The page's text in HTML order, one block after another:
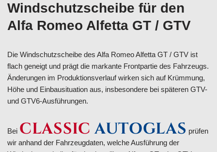
Windschutzscheibe für den
Alfa Romeo Alfetta GT / GTV
Die Windschutzscheibe des Alfa Romeo Alfetta GT / GTV ist
flach geneigt und prägt die markante Frontpartie des Fahrzeugs.
Änderungen im Produktionsverlauf wirken sich auf Krümmung,
Höhe und Einbausituation aus, insbesondere bei späteren GTV-
und GTV6-Ausführungen.
Bei CLASSIC AUTOGLAS prüfen
wir anhand der Fahrzeugdaten, welche Ausführung der